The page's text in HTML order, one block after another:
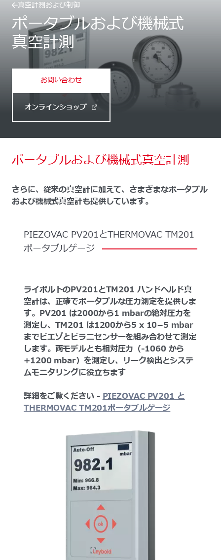
真空計測および制御
ポータブルおよび機械式
真空計測
お問い合わせ
オンラインショップ
ポータブルおよび機械式真空計測
さらに、従来の真空計に加えて、さまざまなポータブル
および機械式真空計も提供しています。
PIEZOVAC PV201とTHERMOVAC TM201
ポータブルゲージ
ライボルトのPV201とTM201 ハンドヘルド真
空計は、正確でポータブルな圧力測定を提供しま
す。PV201 は2000から1 mbarの絶対圧力を
測定し、TM201 は1200から5 x 10−5 mbar
までピエゾとピラニセンサーを組み合わせて測定
します。両モデルとも相対圧力（-1060 から
+1200 mbar）を測定し、リーク検出とシステ
ムモニタリングに役立ちます
詳細をご覧ください -PIEZOVAC PV201 と
THERMOVAC TM201ポータブルゲージ